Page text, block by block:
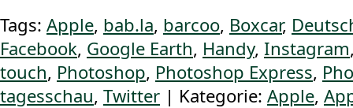
Tags: Apple, bab.la, barcoo, Boxcar,
Facebook, Google Earth, Handy, Instagram
touch, Photoshop, Photoshop Express,
tagesschau, Twitter | Kategorie: Apple,